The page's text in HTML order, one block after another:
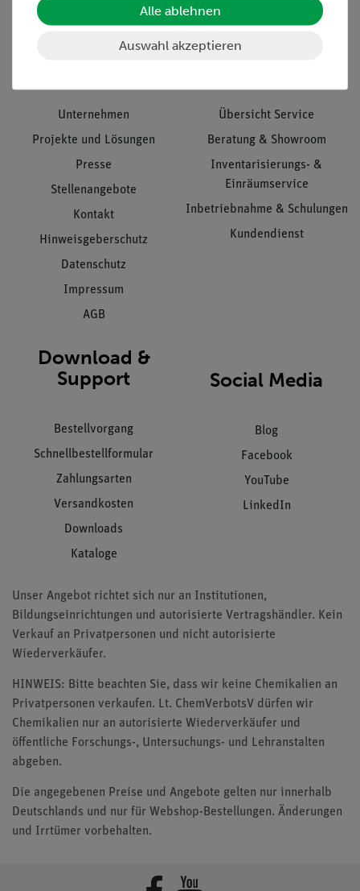
Unternehmen
Projekte und Lösungen
Presse
Stellenangebote
Kontakt
Hinweisgeberschutz
Datenschutz
Impressum
AGB
Übersicht Service
Beratung & Showroom
Inventarisierungs- &
Einräumservice
Inbetriebnahme & Schulungen
Kundendienst
Download &
Support
Bestellvorgang
Schnellbestellformular
Zahlungsarten
Versandkosten
Downloads
Kataloge
Social Media
Blog
Facebook
YouTube
LinkedIn
Unser Angebot richtet sich nur an Institutionen,
Bildungseinrichtungen und autorisierte Vertragshändler. Kein
Verkauf an Privatpersonen und nicht autorisierte
Wiederverkäufer.
HINWEIS: Bitte beachten Sie, dass wir keine Chemikalien an
Privatpersonen verkaufen. Lt. ChemVerbotsV dürfen wir
Chemikalien nur an autorisierte Wiederverkäufer und
öffentliche Forschungs-, Untersuchungs- und Lehranstalten
abgeben.
Die angegebenen Preise und Angebote gelten nur innerhalb
Deutschlands und nur für Webshop-Bestellungen. Änderungen
und Irrtümer vorbehalten.
Alle ablehnen
Auswahl akzeptieren